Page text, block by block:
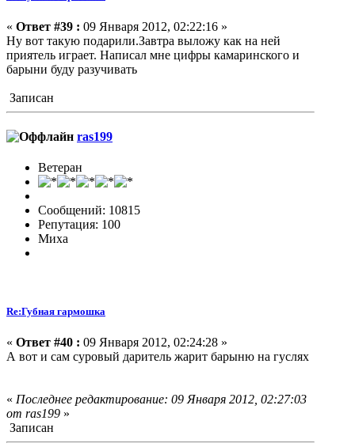
« Ответ #39 : 09 Января 2012, 02:22:16 »
Ну вот такую подарили.Завтра выложу как на ней
приятель играет. Написал мне цифры камаринского и
барыни буду разучивать
Записан
ras199
Ветеран
Сообщений: 10815
Репутация: 100
Миха
Re:Губная гармошка
« Ответ #40 : 09 Января 2012, 02:24:28 »
А вот и сам суровый даритель жарит барыню на гуслях
« Последнее редактирование: 09 Января 2012, 02:27:03
от ras199 »
Записан